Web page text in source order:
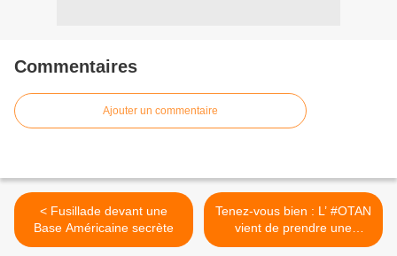
Commentaires
Ajouter un commentaire
< Fusillade devant une
Base Américaine secrète
Tenez-vous bien : L’ #OTAN
vient de prendre une
décision qui est totalement